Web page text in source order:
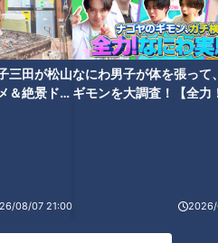
三田が松山
＆絶景ドラ
08/07 21:00
なにわ男子が体を張って
ギモンを大調査！【全力
2026/